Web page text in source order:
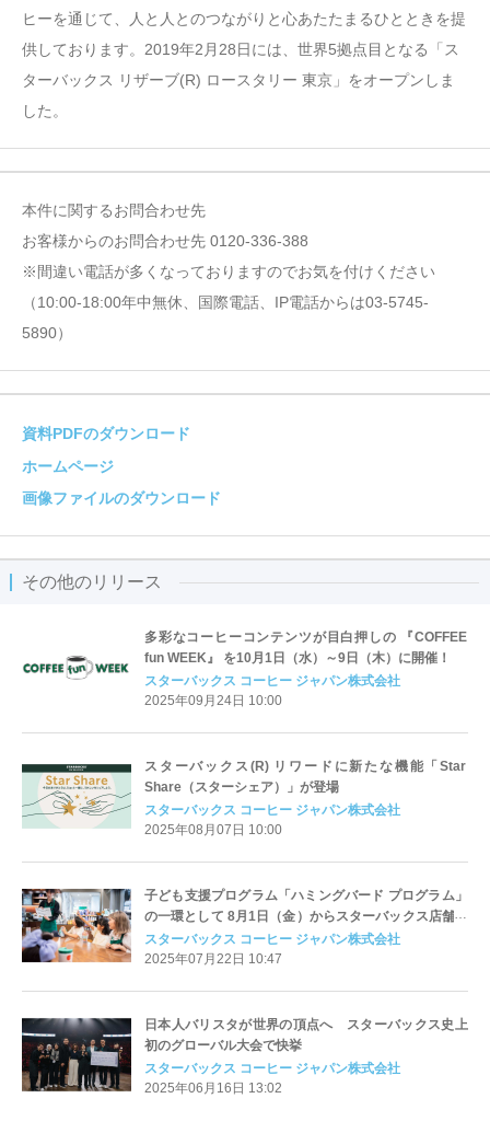
ヒーを通じて、人と人とのつながりと心あたたまるひとときを提
供しております。2019年2月28日には、世界5拠点目となる「ス
ターバックス リザーブ(R) ロースタリー 東京」をオープンしま
した。
本件に関するお問合わせ先
お客様からのお問合わせ先 0120-336-388
※間違い電話が多くなっておりますのでお気を付けください
（10:00-18:00年中無休、国際電話、IP電話からは03-5745-
5890）
資料PDFのダウンロード
ホームページ
画像ファイルのダウンロード
その他のリリース
多彩なコーヒーコンテンツが目白押しの 『COFFEE
fun WEEK』 を10月1日（水）～9日（木）に開催！
スターバックス コーヒー ジャパン株式会社
2025年09月24日 10:00
スターバックス(R) リワードに新たな機能「Star
Share（スターシェア）」が登場
スターバックス コーヒー ジャパン株式会社
2025年08月07日 10:00
子ども支援プログラム「ハミングバード プログラム」
の一環として 8月1日（金）からスターバックス店舗で
子ども向けイベントを開催
スターバックス コーヒー ジャパン株式会社
2025年07月22日 10:47
日本人バリスタが世界の頂点へ スターバックス史上
初のグローバル大会で快挙
スターバックス コーヒー ジャパン株式会社
2025年06月16日 13:02